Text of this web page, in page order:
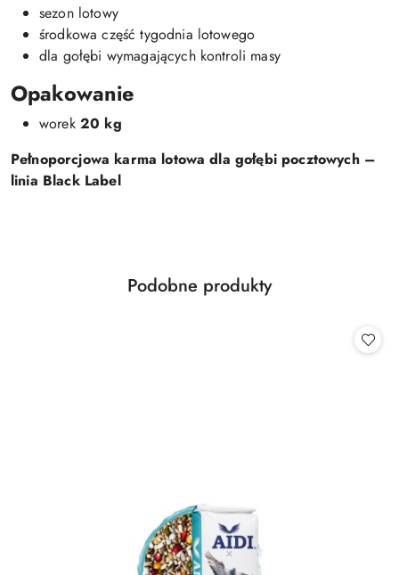
sezon lotowy
środkowa część tygodnia lotowego
dla gołębi wymagających kontroli masy
Opakowanie
worek 20 kg
Pełnoporcjowa karma lotowa dla gołębi pocztowych –
linia Black Label
Pomiń karuzelę produktów
Produkty
Podobne produkty